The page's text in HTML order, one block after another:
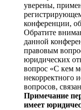
уверены,
конференции,
Обратите
данной
правовым
юридических
вопрос «С кем
некорректного
вопросов,
Примечание
имеет